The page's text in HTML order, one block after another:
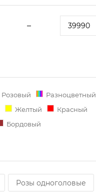
Розовый
Разноцветный
Желтый
Красный
Бордовый
Розы одноголовые